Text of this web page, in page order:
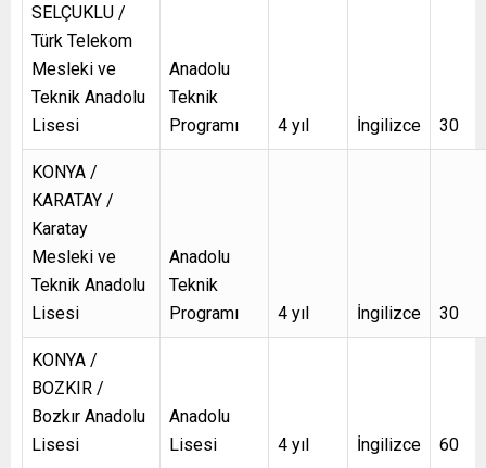
SELÇUKLU /
Türk Telekom
Mesleki ve
Teknik Anadolu
Lisesi
Anadolu
Teknik
Programı
4 yıl İngilizce 30
KONYA /
KARATAY /
Karatay
Mesleki ve
Teknik Anadolu
Lisesi
Anadolu
Teknik
Programı
4 yıl İngilizce 30
KONYA /
BOZKIR /
Bozkır Anadolu
Lisesi
Anadolu
Lisesi
4 yıl İngilizce 60